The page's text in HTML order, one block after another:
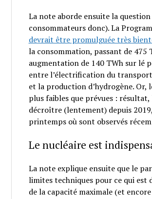
La note aborde ensuite la
consommateurs donc). La
devrait être promulguée très
la consommation, passant de 475
augmentation de 140 TWh sur lé
entre l’électrification du
et la production d’hydrogène.
plus faibles que prévues :
décroître (lentement) depuis
printemps où sont observés
Le nucléaire est
La note explique ensuite que le
limites techniques pour ce qui est
de la capacité maximale (et